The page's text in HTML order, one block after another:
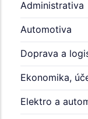
Administrativa
Automotiva
Doprava a
Ekonomika,
Elektro a